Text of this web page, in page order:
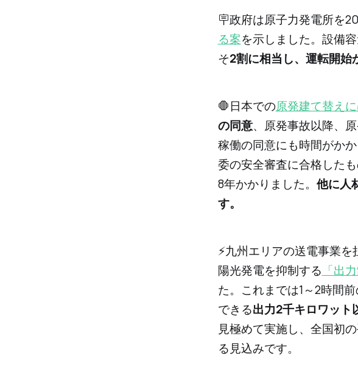
🪧政府は原子力発電所を
る案を示しました。設備
そ2割に相当し、運転開始
🛑日本での原発建て替え
の同意、原発事故以降、
稼働の同意にも時間がか
委の安全審査に合格した
8年かかりました。 他に人
す。
⚡️九州エリアの送電事業
陽光発電を抑制する 「出
た。これまでは1～2時間
できる出力2千キロワット
見極めて実施し、全国初
る見込みです。